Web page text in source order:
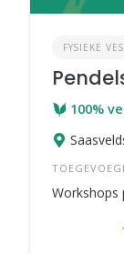
FYSIEKE
100%
Workshops